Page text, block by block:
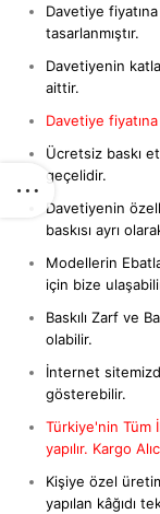
Davetiye
tasarlanmıştır.
Davetiyenin
aittir.
Davetiye
Ücretsiz baskı
geçelidir.
Davetiyenin
baskısı ayrı
Modellerin
için bize
Baskılı Zarf ve
olabilir.
İnternet
gösterebilir.
Türkiye'nin Tüm
yapılır. Kargo
Kişiye özel
yapılan kâğıdı